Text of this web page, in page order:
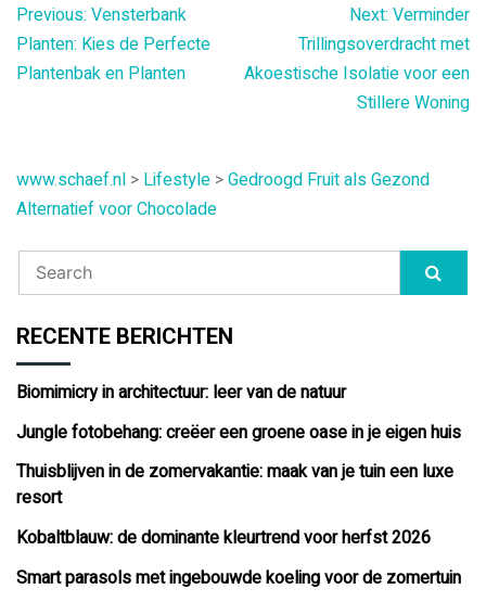
Bericht
navigatie
Previous: Vensterbank
Planten: Kies de Perfecte
Plantenbak en Planten
Next: Verminder
Trillingsoverdracht met
Akoestische Isolatie voor een
Stillere Woning
www.schaef.nl > Lifestyle >Gedroogd Fruit als Gezond
Alternatief voor Chocolade
RECENTE BERICHTEN
Biomimicry in architectuur: leer van de natuur
Jungle fotobehang: creëer een groene oase in je eigen huis
Thuisblijven in de zomervakantie: maak van je tuin een luxe
resort
Kobaltblauw: de dominante kleurtrend voor herfst 2026
Smart parasols met ingebouwde koeling voor de zomertuin